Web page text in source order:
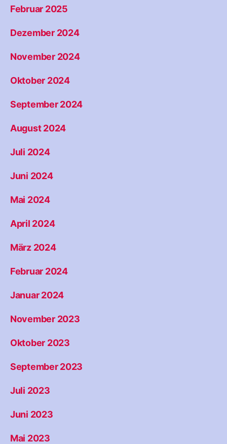
Februar 2025
Dezember 2024
November 2024
Oktober 2024
September 2024
August 2024
Juli 2024
Juni 2024
Mai 2024
April 2024
März 2024
Februar 2024
Januar 2024
November 2023
Oktober 2023
September 2023
Juli 2023
Juni 2023
Mai 2023